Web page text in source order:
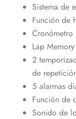
Sistema de
Función de
Lap
2
de
5 alarmas
Función de
Sonido de